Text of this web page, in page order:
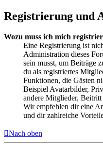
Registrierung und
Wozu muss ich mich
Eine Registrierung ist
Administration dieses
sein musst, um Beiträge
du als registriertes
Funktionen, die Gästen
Beispiel Avatarbilder,
andere Mitglieder,
Wir empfehlen dir eine
und dir zahlreiche
Nach oben